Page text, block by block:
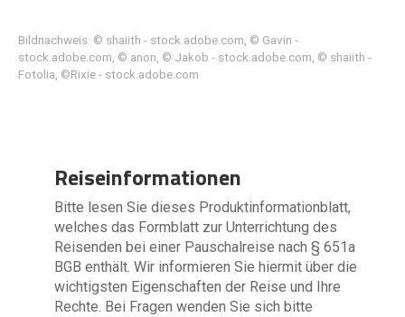
Bildnachweis: © shaiith - stock.adobe.com, © Gavin -
stock.adobe.com, © anon, © Jakob - stock.adobe.com, © shaiith -
Fotolia, ©Rixie - stock.adobe.com
Reiseinformationen
Bitte lesen Sie dieses Produktinformationblatt,
welches das Formblatt zur Unterrichtung des
Reisenden bei einer Pauschalreise nach § 651a
BGB enthält. Wir informieren Sie hiermit über die
wichtigsten Eigenschaften der Reise und Ihre
Rechte. Bei Fragen wenden Sie sich bitte